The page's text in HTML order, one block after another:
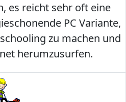
es reicht sehr oft eine
PC Variante,
zu machen und
herumzusurfen.